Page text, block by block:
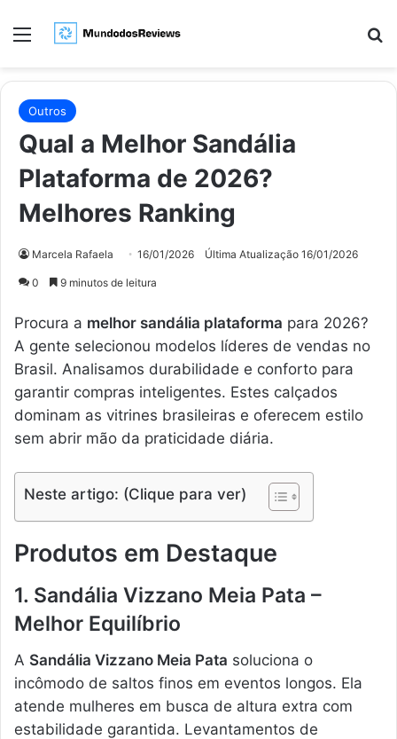
Menu
Outros
Qual a Melhor Sandália
Plataforma de 2026?
Melhores Ranking
Marcela Rafaela 16/01/2026 Última Atualização 16/01/2026
0 9 minutos de leitura
Procura a melhor sandália plataforma para 2026?
A gente selecionou modelos líderes de vendas no
Brasil. Analisamos durabilidade e conforto para
garantir compras inteligentes. Estes calçados
dominam as vitrines brasileiras e oferecem estilo
sem abrir mão da praticidade diária.
Neste artigo: (Clique para ver)
Produtos em Destaque
1. Sandália Vizzano Meia Pata –
Melhor Equilíbrio
A Sandália Vizzano Meia Pata soluciona o
incômodo de saltos finos em eventos longos. Ela
atende mulheres em busca de altura extra com
estabilidade garantida. Levantamentos de